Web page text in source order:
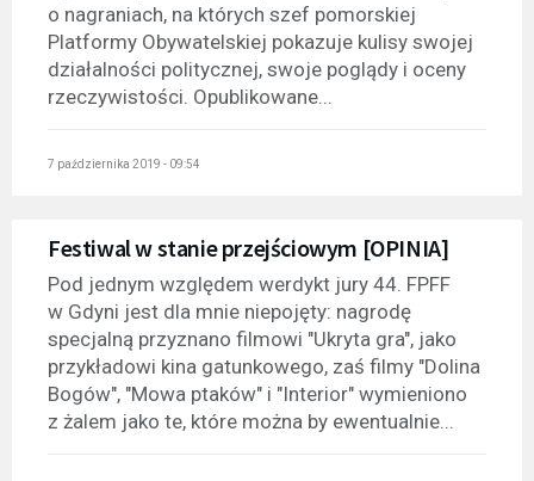
o nagraniach, na których szef pomorskiej
Platformy Obywatelskiej pokazuje kulisy swojej
działalności politycznej, swoje poglądy i oceny
rzeczywistości. Opublikowane...
7 października 2019 - 09:54
Festiwal w stanie przejściowym [OPINIA]
Pod jednym względem werdykt jury 44. FPFF
w Gdyni jest dla mnie niepojęty: nagrodę
specjalną przyznano filmowi "Ukryta gra", jako
przykładowi kina gatunkowego, zaś filmy "Dolina
Bogów", "Mowa ptaków" i "Interior" wymieniono
z żalem jako te, które można by ewentualnie...